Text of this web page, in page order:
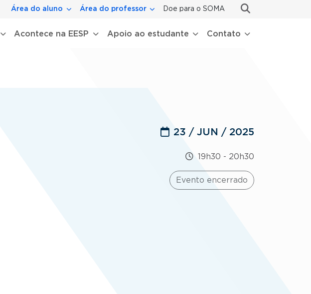
Área do aluno Área do professor Doe para o SOMA
Acontece na EESP Apoio ao estudante Contato
23 / JUN / 2025
19h30 - 20h30
Evento encerrado